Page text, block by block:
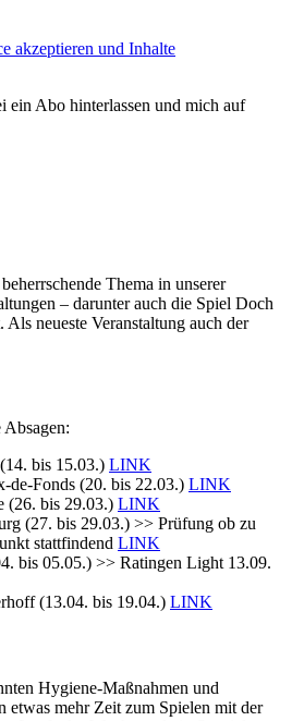
akzeptieren und Inhalte
ein Abo hinterlassen und mich auf
Thema in unserer
– darunter auch die Spiel Doch
neueste Veranstaltung auch der
bis 15.03.) LINK
de-Fonds (20. bis 22.03.) LINK
(26. bis 29.03.) LINK
(27. bis 29.03.) >> Prüfung ob zu
stattfindend LINK
bis 05.05.) >> Ratingen Light 13.09.
(13.04. bis 19.04.) LINK
Hygiene-Maßnahmen und
etwas mehr Zeit zum Spielen mit der